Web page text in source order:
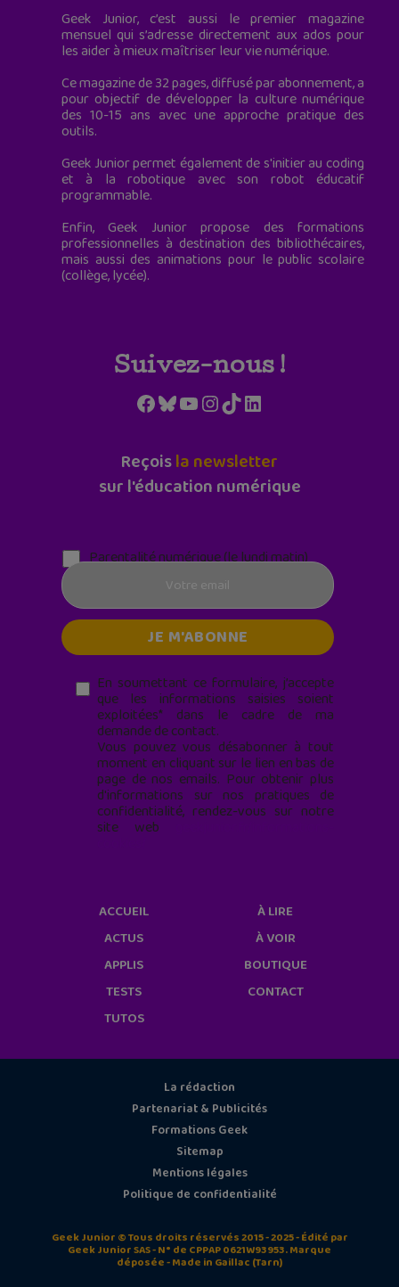
Geek Junior, c’est aussi le premier magazine
mensuel qui s’adresse directement aux ados pour
les aider à mieux maîtriser leur vie numérique.
Ce magazine de 32 pages, diffusé par abonnement, a
pour objectif de développer la culture numérique
des 10-15 ans avec une approche pratique des
outils.
Geek Junior permet également de s'initier au coding
et à la robotique avec son robot éducatif
programmable.
Enfin, Geek Junior propose des formations
professionnelles à destination des bibliothécaires,
mais aussi des animations pour le public scolaire
(collège, lycée).
Suivez-nous !
Facebook
Bluesky
YouTube
Instagram
TikTokLinkedIn
Reçoisla newsletter
sur l'éducation numérique
Parentalité numérique (le lundi matin)
En soumettant ce formulaire, j’accepte
que les informations saisies soient
exploitées* dans le cadre de ma
demande de contact.
Vous pouvez vous désabonner à tout
moment en cliquant sur le lien en bas de
page de nos emails. Pour obtenir plus
d'informations sur nos pratiques de
confidentialité, rendez-vous sur notre
site web
ACCUEIL
ACTUS
APPLIS
TESTS
TUTOS
À LIRE
À VOIR
BOUTIQUE
CONTACT
La rédaction
Partenariat & Publicités
Formations Geek
Sitemap
Mentions légales
Politique de confidentialité
Geek Junior © Tous droits réservés 2015 - 2025 - Édité par
Geek Junior SAS - N° de CPPAP 0621W93953. Marque
déposée - Made in Gaillac (Tarn)